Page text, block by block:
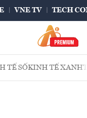
VNE TV TECH
TẾ SỐKINH TẾ XANH